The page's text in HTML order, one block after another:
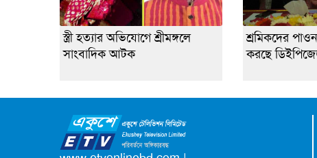
স্ত্রী হত্যার অভিযোগে শ্রীমঙ্গলে
সাংবাদিক আটক
শ্রমিকদের
করছে